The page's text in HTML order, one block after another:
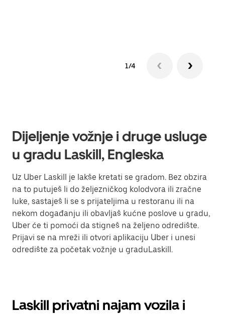
1/4
Dijeljenje vožnje i druge usluge
u gradu Laskill, Engleska
Uz Uber Laskill je lakše kretati se gradom. Bez obzira
na to putuješ li do željezničkog kolodvora ili zračne
luke, sastaješ li se s prijateljima u restoranu ili na
nekom događanju ili obavljaš kućne poslove u gradu,
Uber će ti pomoći da stigneš na željeno odredište.
Prijavi se na mreži ili otvori aplikaciju Uber i unesi
odredište za početak vožnje u graduLaskill.
Laskill privatni najam vozila i